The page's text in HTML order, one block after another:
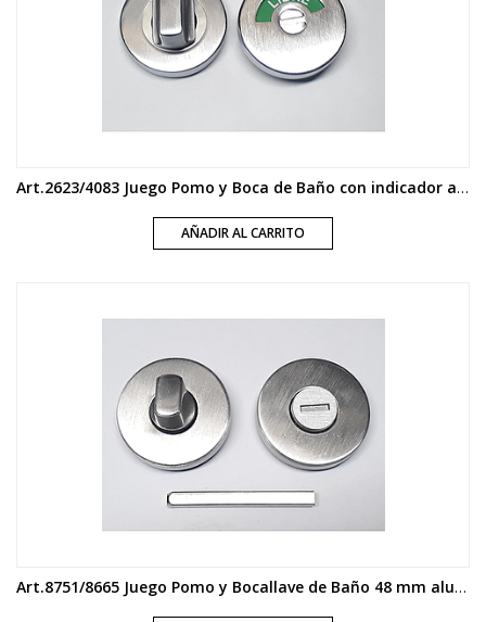
Art.2623/4083 Juego Pomo y Boca de Baño con indicador aluminio
AÑADIR AL CARRITO
Art.8751/8665 Juego Pomo y Bocallave de Baño 48 mm aluminio